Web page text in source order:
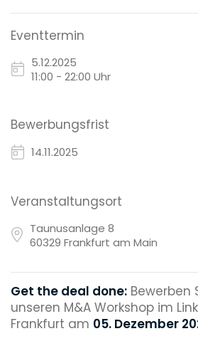
Eventtermin
5.12.2025
11:00 - 22:00 Uhr
Bewerbungsfrist
14.11.2025
Veranstaltungsort
Taunusanlage 8
60329 Frankfurt am Main
Get the deal done: Bewerben
unseren M&A Workshop im
Frankfurt am 05. Dezember